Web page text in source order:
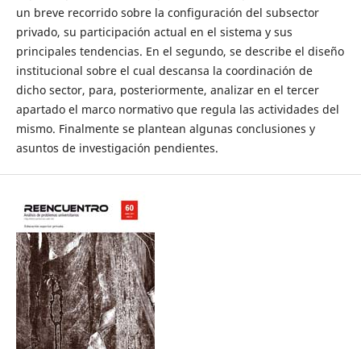
un breve recorrido sobre la configuración del subsector
privado, su participación actual en el sistema y sus
principales tendencias. En el segundo, se describe el diseño
institucional sobre el cual descansa la coordinación de
dicho sector, para, posteriormente, analizar en el tercer
apartado el marco normativo que regula las actividades del
mismo. Finalmente se plantean algunas conclusiones y
asuntos de investigación pendientes.